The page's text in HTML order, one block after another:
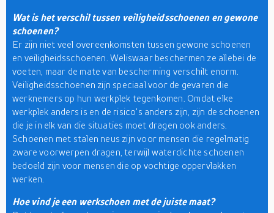
Wat is het verschil tussen veiligheidsschoenen en gewone
schoenen?
Er zijn niet veel overeenkomsten tussen gewone schoenen
en veiligheidsschoenen. Weliswaar beschermen ze allebei de
voeten, maar de mate van bescherming verschilt enorm.
Veiligheidsschoenen zijn speciaal voor de gevaren die
werknemers op hun werkplek tegenkomen. Omdat elke
werkplek anders is en de risico's anders zijn, zijn de schoenen
die je in elk van die situaties moet dragen ook anders.
Schoenen met stalen neus zijn voor mensen die regelmatig
zware voorwerpen dragen, terwijl waterdichte schoenen
bedoeld zijn voor mensen die op vochtige oppervlakken
werken.
Hoe vind je een werkschoen met de juiste maat?